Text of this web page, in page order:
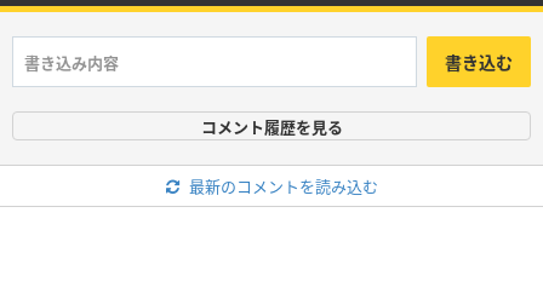
書き込む
コメント履歴を見る
最新のコメントを読み込む